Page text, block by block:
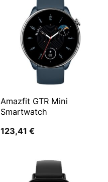
Amazfit GTR Mini
Smartwatch
123,41 €